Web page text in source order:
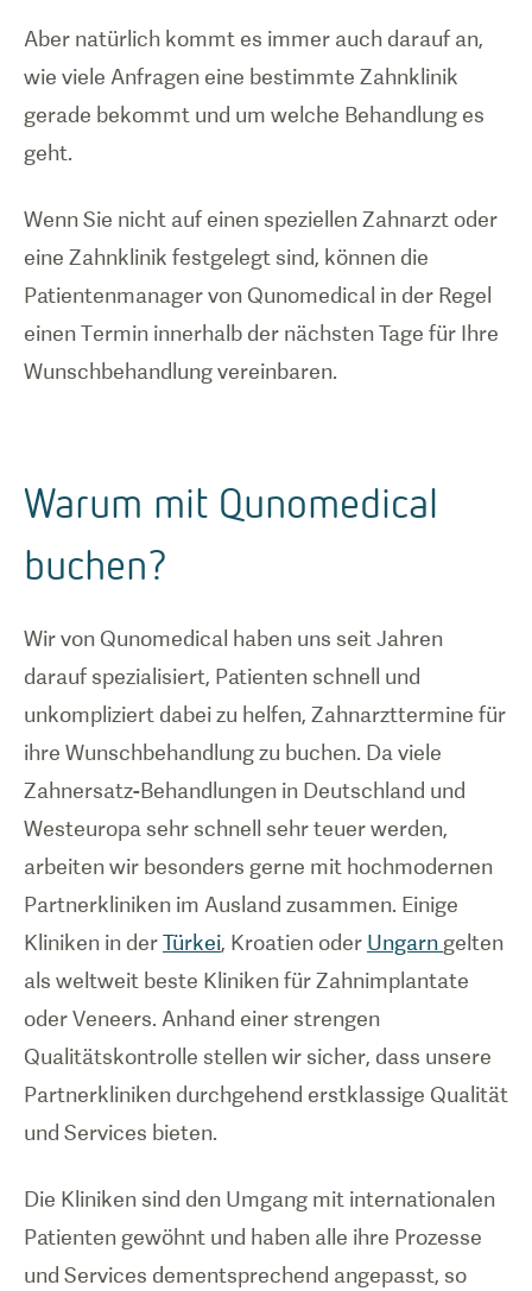
Aber natürlich kommt es immer auch darauf an,
wie viele Anfragen eine bestimmte Zahnklinik
gerade bekommt und um welche Behandlung es
geht.
Wenn Sie nicht auf einen speziellen Zahnarzt oder
eine Zahnklinik festgelegt sind, können die
Patientenmanager von Qunomedical in der Regel
einen Termin innerhalb der nächsten Tage für Ihre
Wunschbehandlung vereinbaren.
Warum mit Qunomedical
buchen?
Wir von Qunomedical haben uns seit Jahren
darauf spezialisiert, Patienten schnell und
unkompliziert dabei zu helfen, Zahnarzttermine für
ihre Wunschbehandlung zu buchen. Da viele
Zahnersatz-Behandlungen in Deutschland und
Westeuropa sehr schnell sehr teuer werden,
arbeiten wir besonders gerne mit hochmodernen
Partnerkliniken im Ausland zusammen. Einige
Kliniken in derTürkei, Kroatien oder Ungarn gelten
als weltweit beste Kliniken für Zahnimplantate
oder Veneers. Anhand einer strengen
Qualitätskontrolle stellen wir sicher, dass unsere
Partnerkliniken durchgehend erstklassige Qualität
und Services bieten.
Die Kliniken sind den Umgang mit internationalen
Patienten gewöhnt und haben alle ihre Prozesse
und Services dementsprechend angepasst, so